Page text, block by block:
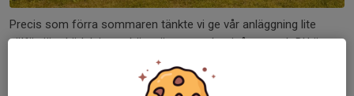
Precis som förra sommaren tänkte vi ge vår anläggning lite
välförtjänt kärlek innan höstsäsongen drar igång – och DU är
varmt välkommen att vara med!